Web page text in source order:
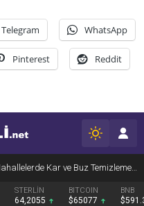
Telegram WhatsApp
Pinterest Reddit
Derik Belediyesi Merkez Mahallelerde Kar ve Buz Temizleme Çalışmalarını Sürdürüyor
STERLİN
64,2055
BITCOIN
$65077
BNB